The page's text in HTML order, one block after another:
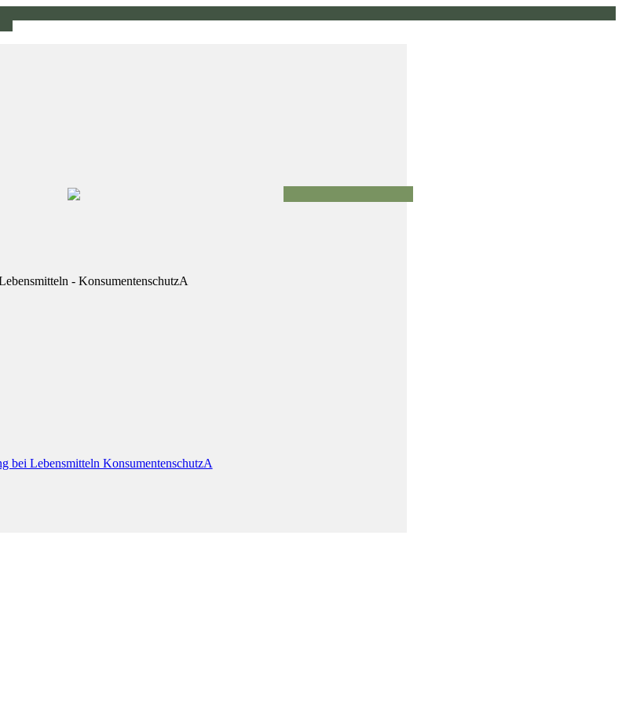
- KonsumentenschutzA
bei Lebensmitteln KonsumentenschutzA